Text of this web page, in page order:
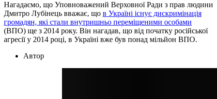
Нагадаємо, що Уповноважений Верховної Ради з прав людини
Дмитро Лубінець вважає, що в Україні існує дискримінація
громадян, які стали внутришньо переміщеними особами
(ВПО) ще з 2014 року. Він нагадав, що від початку російської
агресії у 2014 році, в Україні вже був понад мільйон ВПО.
Автор